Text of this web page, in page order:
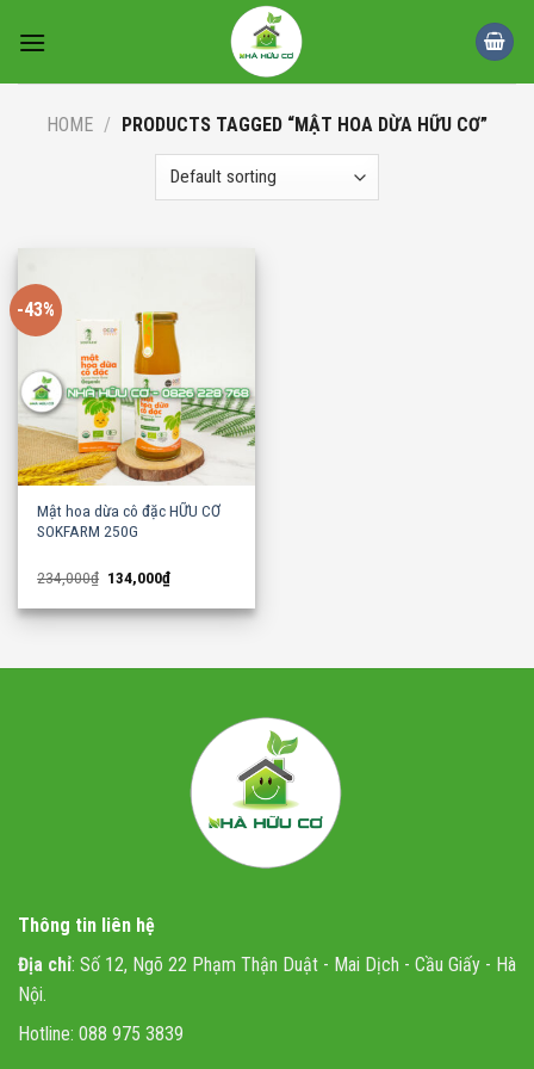
HOME / PRODUCTS TAGGED “MẬT HOA DỪA HỮU CƠ”
-43%
Mật hoa dừa cô đặc HỮU CƠ
SOKFARM 250G
234,000₫ Original
price
was:
234,000₫.
134,000₫Current
is:
134,000₫.
Thông tin liên hệ
Địa chỉ: Số 12, Ngõ 22 Phạm Thận Duật - Mai Dịch - Cầu Giấy - Hà
Nội.
Hotline: 088 975 3839